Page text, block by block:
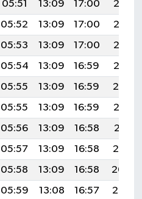
05:51 13:09 17:00
20:18
05:52 13:09 17:00
20:17
05:53 13:09 17:00
20:16
05:54 13:09 16:59
20:15
05:55 13:09 16:59
20:14
05:55 13:09 16:59
20:12
05:56 13:09 16:58
20:11
05:57 13:09 16:58
20:10
05:58 13:09 16:58
20:09
05:59 13:08 16:57
20:08